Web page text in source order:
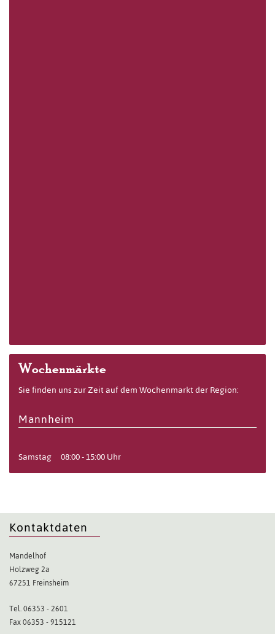
Wochenmärkte
Sie finden uns zur Zeit auf dem Wochenmarkt der Region:
Mannheim
Samstag 08:00 - 15:00 Uhr
Kontaktdaten
Mandelhof
Holzweg 2a
67251 Freinsheim
Tel. 06353 - 2601
Fax 06353 - 915121